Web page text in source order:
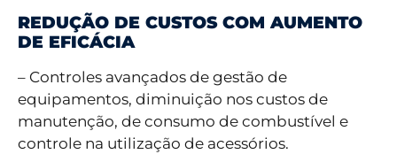
REDUÇÃO DE CUSTOS COM AUMENTO
DE EFICÁCIA
– Controles avançados de gestão de
equipamentos, diminuição nos custos de
manutenção, de consumo de combustível e
controle na utilização de acessórios.